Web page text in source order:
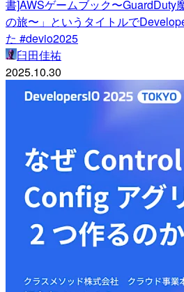
書]AWSゲームブック〜GuardDuty
の旅〜」というタイトルで
た #devio2025
臼田佳祐
2025.10.30